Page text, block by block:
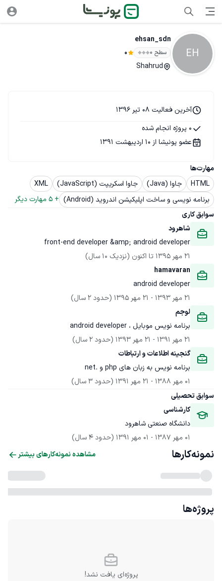
EH
ehsan_sdn
سطح ۰ 0
Shahrud
مهارت‌ها
HTML
جاوا (Java) جاوا اسکریپت (JavaScript)
XML
برنامه نویسی و ساخت اپلیکیشن اندروید (Android)
+
5 مهارت دیگر
سوابق کاری
شاهرود
front-end developer &amp; android developer
21 مهر 1395
تا اکنون (نزدیک 10 سال)
hamavaran
android developer
21 مهر 1393
- 21 مهر 1395
(حدود 2 سال)
لوجم
برنامه نویس موبایل ، android developer
21 مهر 1391
- 21 مهر 1393
(حدود 2 سال)
گنجینه اطلاعات و ارتباطات
برنامه نویس به زبان های php و .net
01 مهر 1388
- 21 مهر 1391
(حدود 3 سال)
سوابق تحصیلی
کارشناسی
دانشگاه صنعتی شاهرود
01 مهر 1387
- 01 مهر 1391 (حدود 4 سال)
آخرین فعالیت 08 تیر 1396
0 پروژه انجام شده
عضو پونیشا از 10 اردیبهشت 1391
نمونه‌کارها مشاهده نمونه‌کارهای بیشتر
پروژه‌ها
پروژه‌ای یافت نشد!